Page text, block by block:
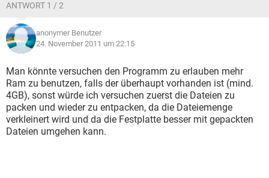
ANTWORT 1 / 2
anonymer Benutzer
24. November 2011 um 22:15
Man könnte versuchen den Programm zu erlauben mehr
Ram zu benutzen, falls der überhaupt vorhanden ist (mind.
4GB), sonst würde ich versuchen zuerst die Dateien zu
packen und wieder zu entpacken, da die Dateiemenge
verkleinert wird und da die Festplatte besser mit gepackten
Dateien umgehen kann.